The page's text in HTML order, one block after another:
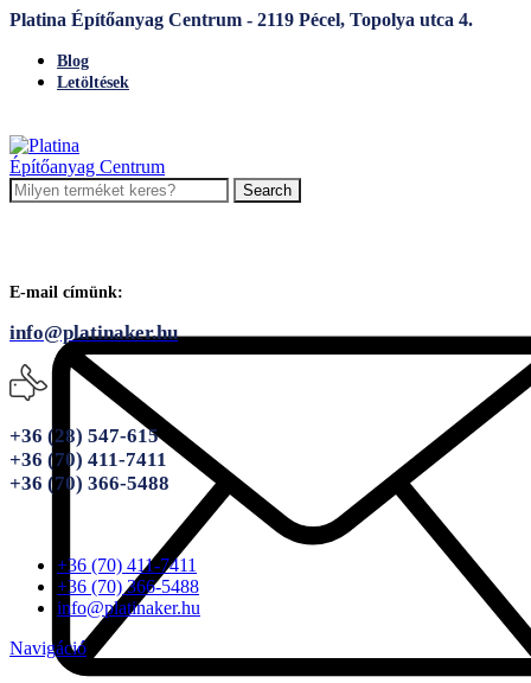
Platina Építőanyag Centrum - 2119 Pécel, Topolya utca 4.
Blog
Letöltések
Search
E-mail címünk:
info@platinaker.hu
+36 (28) 547-615
+36 (70) 411-7411
+36 (70) 366-5488
+36 (70) 411-7411
+36 (70) 366-5488
info@platinaker.hu
Navigáció